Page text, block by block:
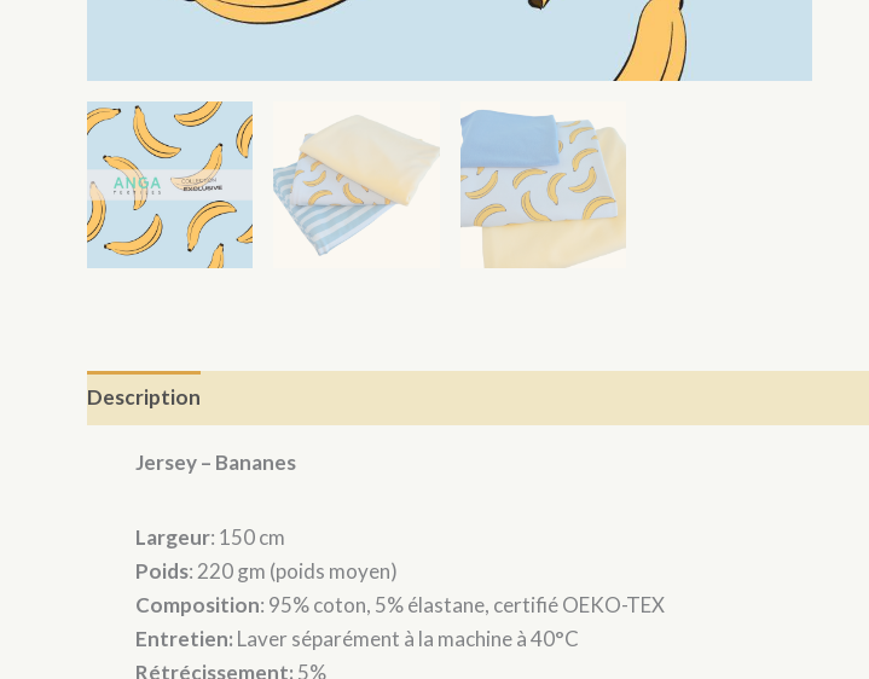
Description
Jersey – Bananes
Largeur: 150 cm
Poids: 220 gm (poids moyen)
Composition: 95% coton, 5% élastane, certifié OEKO-TEX
Entretien: Laver séparément à la machine à 40°C
Rétrécissement: 5%